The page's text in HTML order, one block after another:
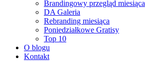
Brandingowy przegląd miesiąca
DA Galeria
Rebranding miesiąca
Poniedziałkowe Gratisy
Top 10
O blogu
Kontakt